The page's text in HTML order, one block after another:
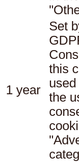
1 year
Set
this
the